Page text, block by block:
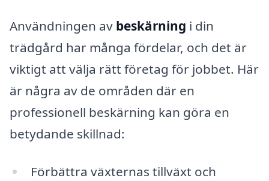
Användningen av beskärning i din
trädgård har många fördelar, och det är
viktigt att välja rätt företag för jobbet. Här
är några av de områden där en
professionell beskärning kan göra en
betydande skillnad:
Förbättra växternas tillväxt och